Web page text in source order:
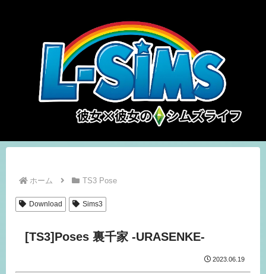
ホーム TS3 Pose
Download Sims3
[TS3]Poses 裏千家 -URASENKE-
2023.06.19